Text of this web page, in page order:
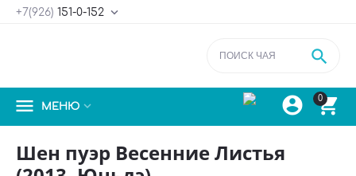
+7(926) 151-0-152 
0



 МЕНЮ 
Шен пуэр Весенние Листья